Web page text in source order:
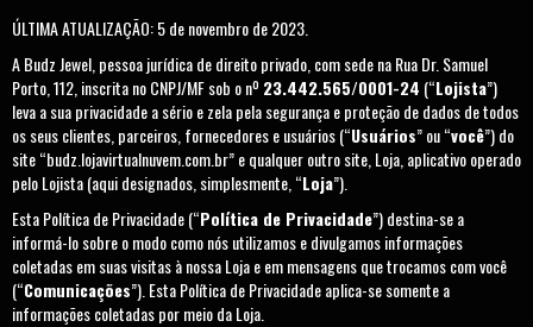
ÚLTIMA ATUALIZAÇÃO: 5 de novembro de 2023.
A Budz Jewel, pessoa jurídica de direito privado, com sede na Rua Dr. Samuel
Porto, 112, inscrita no CNPJ/MF sob o nº 23.442.565/0001-24 (“Lojista”)
leva a sua privacidade a sério e zela pela segurança e proteção de dados de todos
os seus clientes, parceiros, fornecedores e usuários (“Usuários” ou “você”) do
site “budz.lojavirtualnuvem.com.br” e qualquer outro site, Loja, aplicativo operado
pelo Lojista (aqui designados, simplesmente, “Loja”).
Esta Política de Privacidade (“Política de Privacidade”) destina-se a
informá-lo sobre o modo como nós utilizamos e divulgamos informações
coletadas em suas visitas à nossa Loja e em mensagens que trocamos com você
(“Comunicações”). Esta Política de Privacidade aplica-se somente a
informações coletadas por meio da Loja.